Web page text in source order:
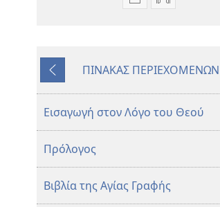
Επιλογές
Αγία
—
Μετάφραση
(Αναθεώρηση
2017)
Επιλογές
Αγία
Μετάφραση
2017)
Προηγούμενο
ΠΙΝΑΚΑΣ ΠΕΡΙΕΧΟΜΕΝΩΝ
Εισαγωγή στον Λόγο του Θεού
Πρόλογος
Βιβλία της Αγίας Γραφής